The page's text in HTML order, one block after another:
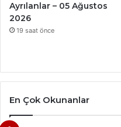
Ayrılanlar – 05 Ağustos
2026
19 saat önce
En Çok Okunanlar